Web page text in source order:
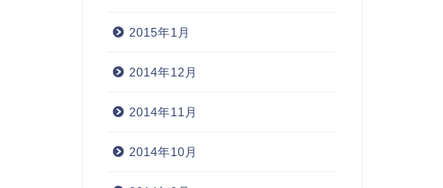
2015年1月
2014年12月
2014年11月
2014年10月